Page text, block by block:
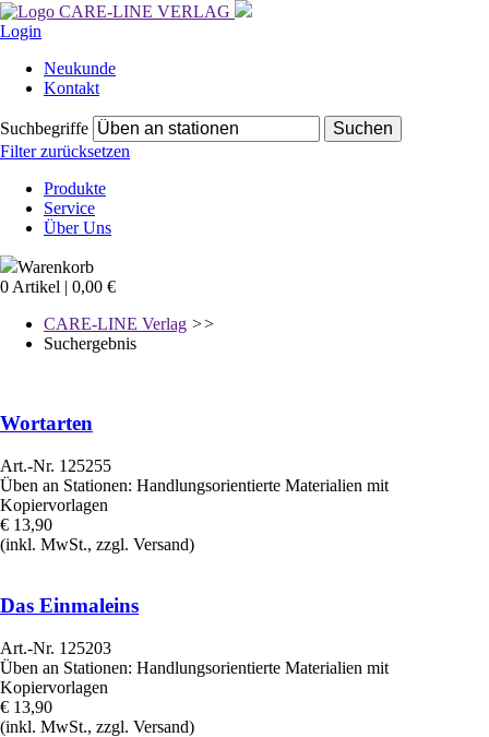
Login
überspringen
Neukunde
Kontakt
Suchbegriffe
Filter zurücksetzen
überspringen
Produkte
Service
Über Uns
Warenkorb
0 Artikel | 0,00 €
CARE-LINE Verlag >>
Suchergebnis
Wortarten
Art.-Nr. 125255
Üben an Stationen: Handlungsorientierte Materialien mit
Kopiervorlagen
€ 13,90
(inkl. MwSt., zzgl. Versand)
Das Einmaleins
Art.-Nr. 125203
Üben an Stationen: Handlungsorientierte Materialien mit
Kopiervorlagen
€ 13,90
(inkl. MwSt., zzgl. Versand)